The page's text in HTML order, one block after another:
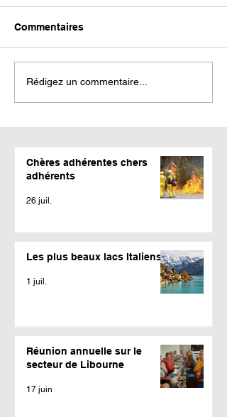
Commentaires
Rédigez un commentaire...
Chères adhérentes chers
adhérents
26 juil.
Les plus beaux lacs Italiens
1 juil.
Réunion annuelle sur le
secteur de Libourne
17 juin